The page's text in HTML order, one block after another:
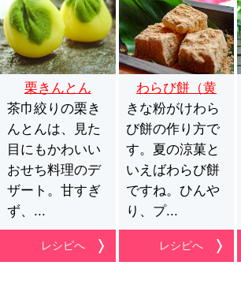
栗きんとん
茶巾絞りの栗き
んとんは、見た
目にもかわいい
おせち料理のデ
ザート。甘すぎ
ず、...
レシピへ
わらび餅（黄
粉）
きな粉がけわら
び餅の作り方で
す。夏の涼菓と
いえばわらび餅
ですね。ひんや
り、プ...
レシピへ